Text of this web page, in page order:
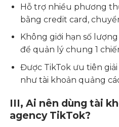
Hỗ trợ nhiều phương
bằng credit card,
Không giới hạn số
để quản lý chung 1
Được TikTok ưu tiên
như tài khoản quảng
III, Ai nên dùng tài
agency TikTok?